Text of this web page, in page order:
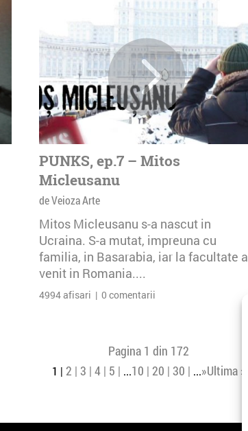
PUNKS, ep.7 – Mitos
Micleusanu
de Veioza Arte
Mitos Micleusanu s-a nascut in
Ucraina. S-a mutat, impreuna cu
familia, in Basarabia, iar la facultate a
venit in Romania....
4994 afisari | 0 comentarii
Pagina 1 din 172
1 2 3 4 5 ...10 20 30 ...»Ultima »